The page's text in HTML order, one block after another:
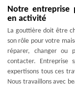
Notre entreprise
en activité
La gouttière doit être
son rôle pour votre
réparer, changer ou
contacter. Entreprise
expertisons tous ces
Nous travaillons avec